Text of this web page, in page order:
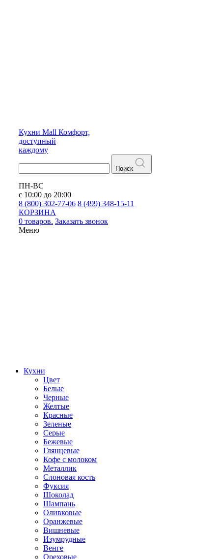
Кухни Mall Комфорт,
доступный
каждому
Поиск
ПН-ВС
с 10:00 до 20:00
8 (800) 302-77-06 8 (499) 348-15-11
КОРЗИНА
0 товаров. Заказать звонок
Меню
Кухни
Цвет
Белые
Черные
Желтые
Красные
Зеленые
Серые
Бежевые
Глянцевые
Кофе с молоком
Металлик
Слоновая кость
Фуксия
Шоколад
Шампань
Оливковые
Оранжевые
Вишневые
Изумрудные
Венге
Ореховые